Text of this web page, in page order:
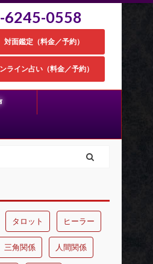
6245-0558
対面鑑定（料金／予約）
ライン占い（料金／予約）
タロット ヒーラー
三角関係 人間関係